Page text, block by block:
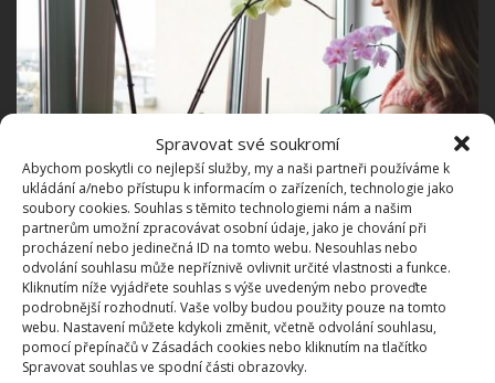
Spravovat své soukromí
Abychom poskytli co nejlepší služby, my a naši partneři používáme k
ukládání a/nebo přístupu k informacím o zařízeních, technologie jako
soubory cookies. Souhlas s těmito technologiemi nám a našim
partnerům umožní zpracovávat osobní údaje, jako je chování při
procházení nebo jedinečná ID na tomto webu. Nesouhlas nebo
odvolání souhlasu může nepříznivě ovlivnit určité vlastnosti a funkce.
Kliknutím níže vyjádřete souhlas s výše uvedeným nebo proveďte
podrobnější rozhodnutí. Vaše volby budou použity pouze na tomto
webu. Nastavení můžete kdykoli změnit, včetně odvolání souhlasu,
pomocí přepínačů v Zásadách cookies nebo kliknutím na tlačítko
Spravovat souhlas ve spodní části obrazovky.
Vyberte vhodný květináč
Základem prosperující orchideje je také vhodný
květináč. Pro začátečníky je vhodný průhledný